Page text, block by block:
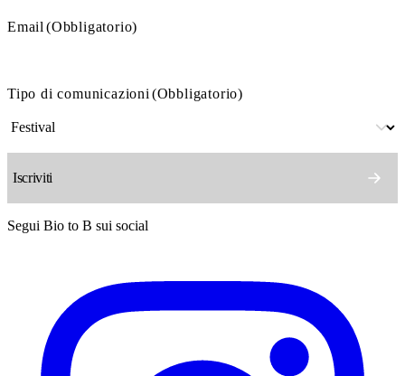
Email (Obbligatorio)
Tipo di comunicazioni (Obbligatorio)
Segui Bio to B sui social